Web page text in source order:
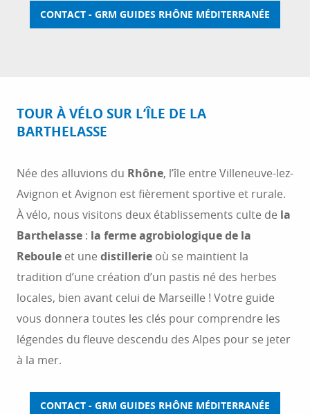
CONTACT - GRM GUIDES RHÔNE MÉDITERRANÉE
TOUR À VÉLO SUR L’ÎLE DE LA
BARTHELASSE
Née des alluvions du Rhône, l’île entre Villeneuve-lez-
Avignon et Avignon est fièrement sportive et rurale.
À vélo, nous visitons deux établissements culte de la
Barthelasse : la ferme agrobiologique de la
Reboule et une distillerie où se maintient la
tradition d’une création d’un pastis né des herbes
locales, bien avant celui de Marseille ! Votre guide
vous donnera toutes les clés pour comprendre les
légendes du fleuve descendu des Alpes pour se jeter
à la mer.
CONTACT - GRM GUIDES RHÔNE MÉDITERRANÉE